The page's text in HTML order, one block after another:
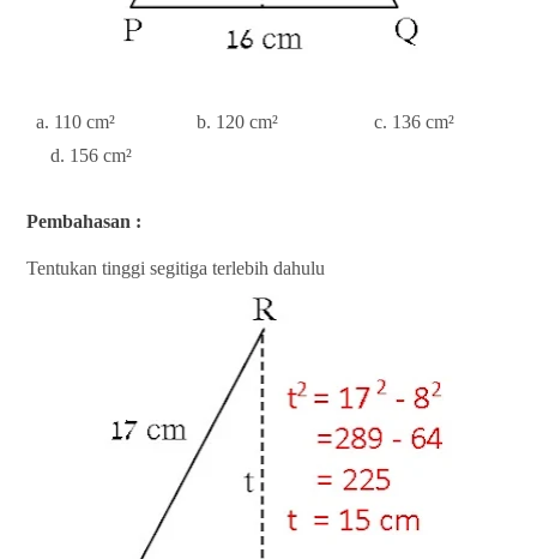
a. 110 cm² b. 120 cm² c. 136 cm²
d. 156 cm²
Pembahasan :
Tentukan tinggi segitiga terlebih dahulu